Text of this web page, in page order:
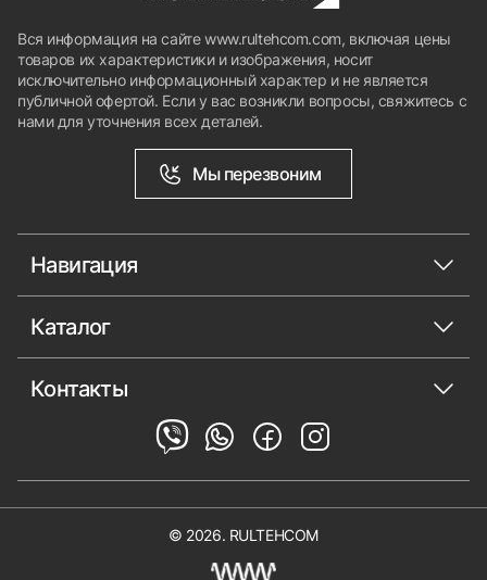
Вся информация на сайте www.rultehcom.com, включая цены
товаров их характеристики и изображения, носит
исключительно информационный характер и не является
публичной офертой. Если у вас возникли вопросы, свяжитесь с
нами для уточнения всех деталей.
Мы перезвоним
Навигация
Каталог
Контакты
© 2026. RULTEHCOM